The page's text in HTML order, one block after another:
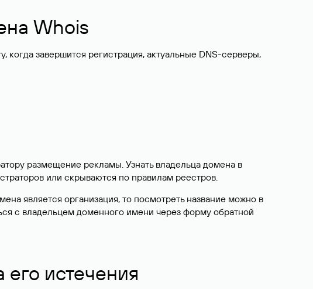
Whois
завершится регистрация, актуальные DNS-серверы,
размещение рекламы. Узнать владельца домена в
или скрываются по правилам реестров.
является организация, то посмотреть название можно в
с владельцем доменного имени через форму обратной
его истечения